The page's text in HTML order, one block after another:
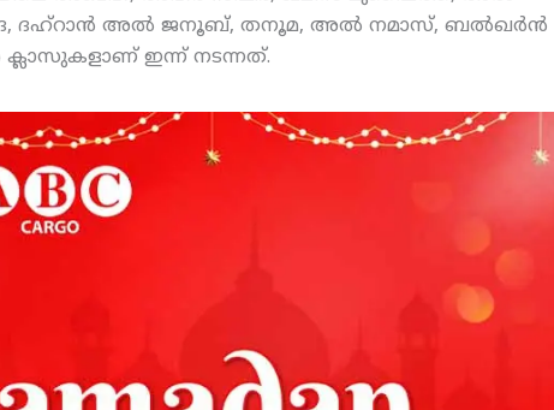
ദഹ്‌റാന്‍ അല്‍ ജനൂബ്, തനൂമ, അല്‍ നമാസ്, ബല്‍ഖര്‍ന്‍
ക്ലാസുകളാണ് ഇന്ന് നടന്നത്.